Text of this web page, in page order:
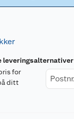
leveringsalternativer
for
ditt